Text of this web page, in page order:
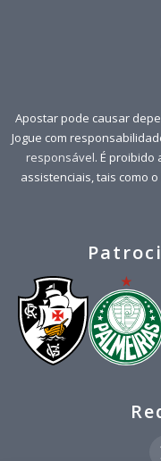
Apostar pode causar
Jogue com
responsável. É
assistenciais, tais como